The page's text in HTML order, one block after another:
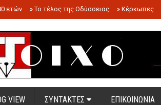
ετών »Το τέλος της Οδύσσειας » Κέρκωπες
.
VIEW ΣΥΝΤΑΚΤΕΣ ΕΠΙΚΟΙΝΩΝΙΑ